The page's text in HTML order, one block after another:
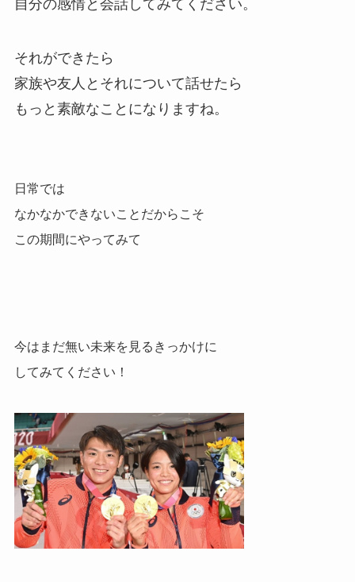
自分の感情と会話してみてください。
それができたら
家族や友人とそれについて話せたら
もっと素敵なことになりますね。
日常では
なかなかできないことだからこそ
この期間にやってみて
今はまだ無い未来を見るきっかけに
してみてください！